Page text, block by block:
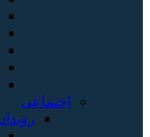
اجتماعی
رویداد